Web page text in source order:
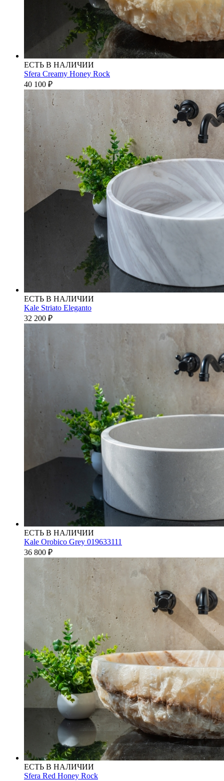
ЕСТЬ В НАЛИЧИИ
Sfera Creamy Honey Rock
40 100 ₽
ЕСТЬ В НАЛИЧИИ
Kale Striato Eleganto
32 200 ₽
ЕСТЬ В НАЛИЧИИ
Kale Orobico Grey 019633111
36 800 ₽
ЕСТЬ В НАЛИЧИИ
Sfera Red Honey Rock